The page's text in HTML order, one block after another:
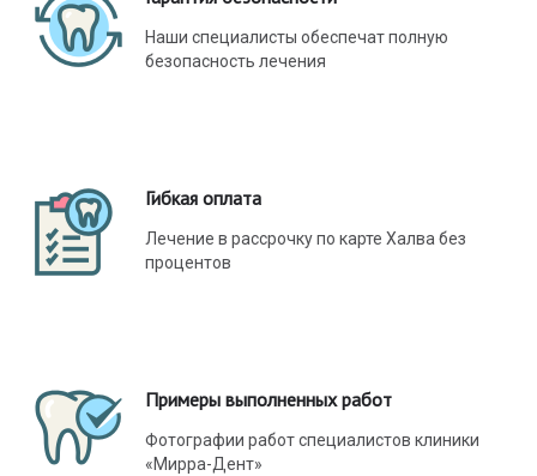
Наши специалисты обеспечат полную
безопасность лечения
Гибкая оплата
Лечение в рассрочку по карте Халва без
процентов
Примеры выполненных работ
Фотографии работ специалистов клиники
«Мирра-Дент»